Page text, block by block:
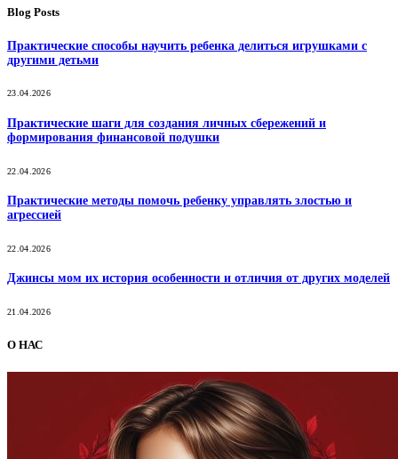
Blog Posts
Практические способы научить ребенка делиться игрушками с
другими детьми
23.04.2026
Практические шаги для создания личных сбережений и
формирования финансовой подушки
22.04.2026
Практические методы помочь ребенку управлять злостью и
агрессией
22.04.2026
Джинсы мом их история особенности и отличия от других моделей
21.04.2026
О НАС